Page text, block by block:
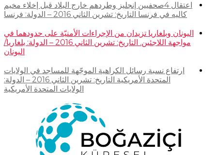
اعتقال 4صحفيين إنجليز وطردهم خارج البلاد قبل إخلاء مخيم
كاليه في فرنسا التاريخ: تشرين الثاني 2016 – الدولة: فرنسا
اليونان وبلغاريا تزيدان من الإجراءات الأمنيّة على حدودهما في
مواجهة اللاجئين. التاريخ: تشرين الثاني 2016 – الدولة: بلغاريا/
اليونان
ارتفاع نسبة رسائل الكراهية الموجّهة للمساجد في الولايات
المتحدة الأمريكية التاريخ: تشرين الثاني 2016 – الدولة:
الولايات المتحدة الأمريكية